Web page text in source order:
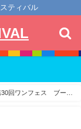
ティバル
30回ワンフェス ブース